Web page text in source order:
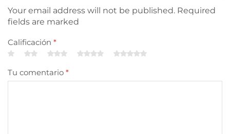
Your email address will not be published. Required
fields are marked
Calificación *
Tu comentario *